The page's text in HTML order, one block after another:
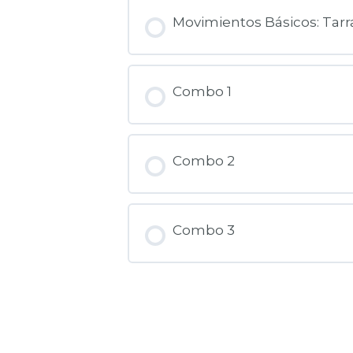
Movimientos Básicos:
Combo 1
Combo 2
Combo 3